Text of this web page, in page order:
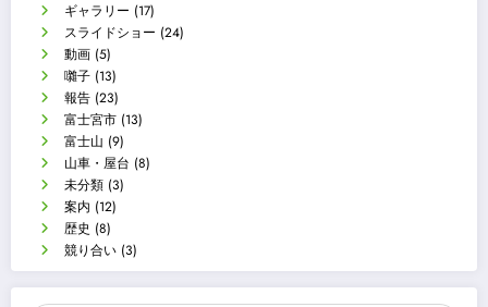
ギャラリー (17)
スライドショー (24)
動画 (5)
囃子 (13)
報告 (23)
富士宮市 (13)
富士山 (9)
山車・屋台 (8)
未分類 (3)
案内 (12)
歴史 (8)
競り合い (3)